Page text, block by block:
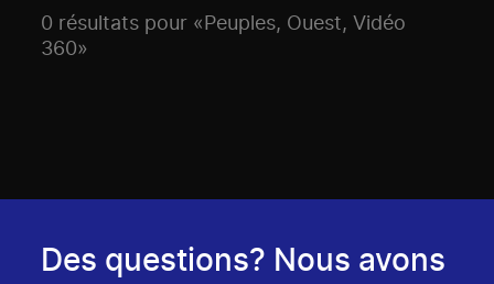
0 résultats pour «Peuples, Ouest, Vidéo
360»
Des questions? Nous avons